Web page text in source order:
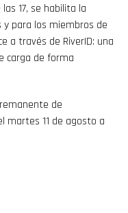
17, se habilita la
para los miembros de
a través de RiverID: una
carga de forma
de
martes 11 de agosto a